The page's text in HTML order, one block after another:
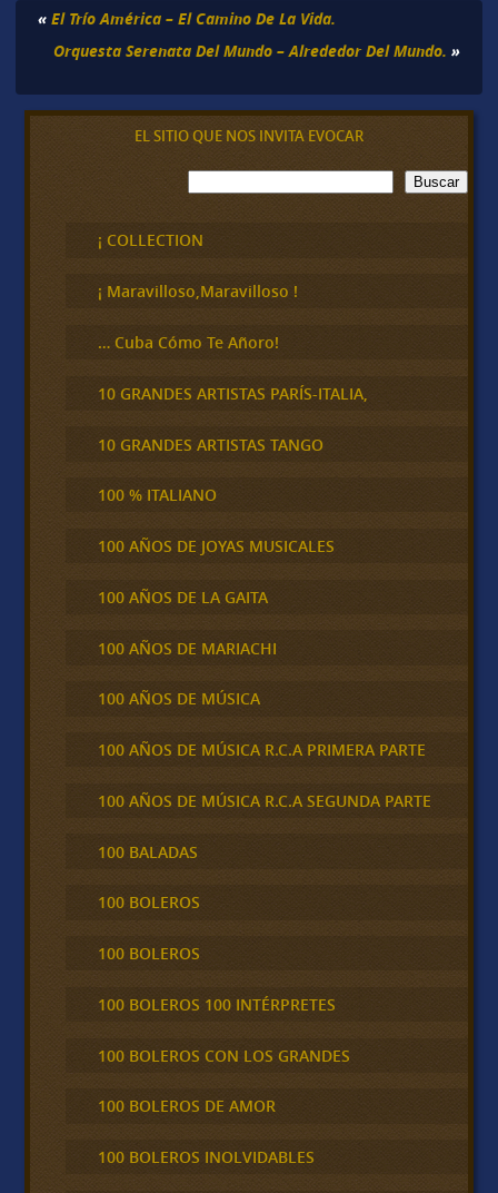
« El Trío América – El Camino De La Vida.
Orquesta Serenata Del Mundo – Alrededor Del Mundo. »
EL SITIO QUE NOS INVITA EVOCAR
B
u
c
a
Buscar
¡ COLLECTION
¡ Maravilloso,Maravilloso !
… Cuba Cómo Te Añoro!
10 GRANDES ARTISTAS PARÍS-ITALIA,
10 GRANDES ARTISTAS TANGO
100 % ITALIANO
100 AÑOS DE JOYAS MUSICALES
100 AÑOS DE LA GAITA
100 AÑOS DE MARIACHI
100 AÑOS DE MÚSICA
100 AÑOS DE MÚSICA R.C.A PRIMERA PARTE
100 AÑOS DE MÚSICA R.C.A SEGUNDA PARTE
100 BALADAS
100 BOLEROS
100 BOLEROS
100 BOLEROS 100 INTÉRPRETES
100 BOLEROS CON LOS GRANDES
100 BOLEROS DE AMOR
100 BOLEROS INOLVIDABLES